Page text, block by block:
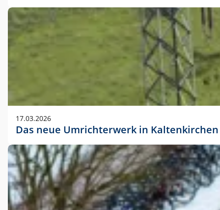
17.03.2026
Das neue Umrichterwerk in Kaltenkirchen